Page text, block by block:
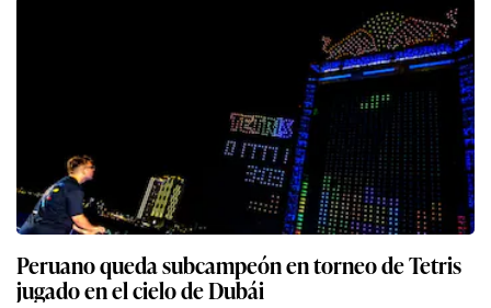
Peruano queda subcampeón en torneo de Tetris
jugado en el cielo de Dubái